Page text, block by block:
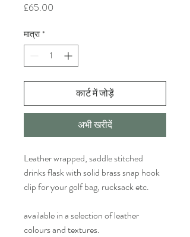
£65.00
मात्रा *
कार्ट में जोड़ें
अभी खरीदें
Leather wrapped, saddle stitched
drinks flask with solid brass snap hook
clip for your golf bag, rucksack etc.
available in a selection of leather
colours and textures.